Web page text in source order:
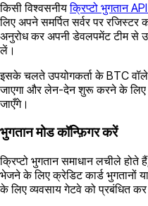
किसी विश्वसनीयक्रिप्टो भुगतान
लिए अपने समर्पित सर्वर पर
अनुरोध कर अपनी डेवलपमेंट टीम से
लें।
इसके चलते उपयोगकर्ता के BTC
जाएगा और लेन-देन शुरू करने के लिए
जाएँगे।
भुगतान मोड कॉन्फ़िगर करें
क्रिप्टो भुगतान समाधान लचीले
भेजने के लिए क्रेडिट कार्ड भुगतानों
के लिए व्यवसाय गेटवे को प्रबंधित